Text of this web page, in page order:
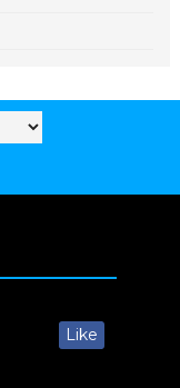
Like